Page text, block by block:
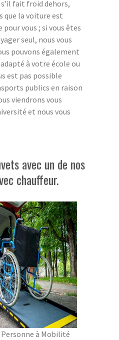
fait froid dehors,
que la voiture est
vous ; si vous êtes
seul, nous vous
pouvons également
à votre école ou
est pas possible
publics en raison
viendrons vous
et nous vous
avec un de nos
chauffeur.
à Mobilité